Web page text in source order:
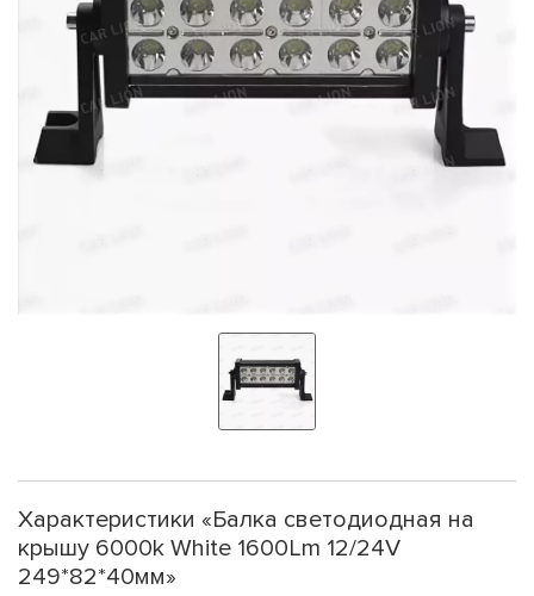
Характеристики «Балка светодиодная на
крышу 6000k White 1600Lm 12/24V
249*82*40мм»